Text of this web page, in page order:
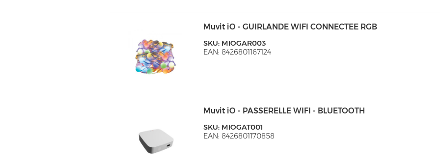
Muvit iO - GUIRLANDE WIFI CONNECTEE RGB
SKU: MIOGAR003
EAN: 8426801167124
Muvit iO - PASSERELLE WIFI - BLUETOOTH
SKU: MIOGAT001
EAN: 8426801170858